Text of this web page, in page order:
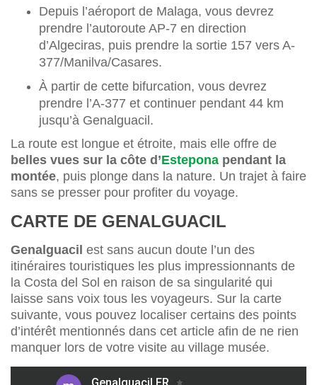
Depuis l’aéroport de Malaga, vous devrez
prendre l’autoroute AP-7 en direction
d’Algeciras, puis prendre la sortie 157 vers A-
377/Manilva/Casares.
À partir de cette bifurcation, vous devrez
prendre l’A-377 et continuer pendant 44 km
jusqu’à Genalguacil.
La route est longue et étroite, mais elle offre de
belles vues sur la côte d’Estepona pendant la
montée, puis plonge dans la nature. Un trajet à faire
sans se presser pour profiter du voyage.
CARTE DE GENALGUACIL
Genalguacil est sans aucun doute l’un des
itinéraires touristiques les plus impressionnants de
la Costa del Sol en raison de sa singularité qui
laisse sans voix tous les voyageurs. Sur la carte
suivante, vous pouvez localiser certains des points
d’intérêt mentionnés dans cet article afin de ne rien
manquer lors de votre visite au village musée.